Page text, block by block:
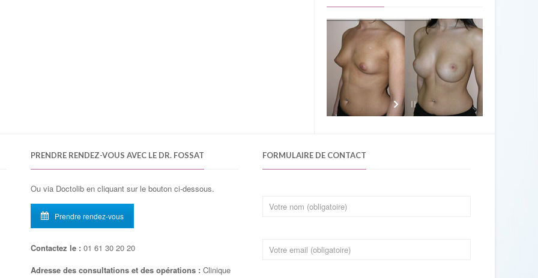
PRENDRE RENDEZ-VOUS AVEC LE DR. FOSSAT
Ou via Doctolib en cliquant sur le bouton ci-dessous.
Prendre rendez-vous
Contactez le : 01 61 30 20 20
Adresse des consultations et des opérations : Clinique
FORMULAIRE DE CONTACT